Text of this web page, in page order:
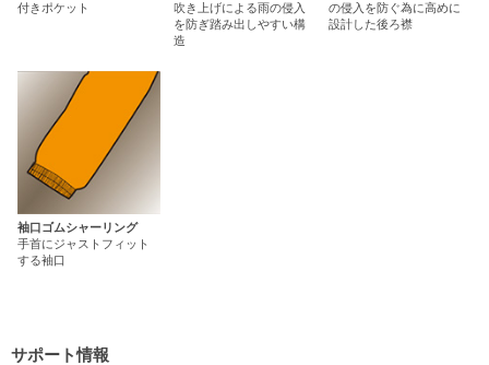
付きポケット
吹き上げによる雨の侵入
を防ぎ踏み出しやすい構
造
の侵入を防ぐ為に高めに
設計した後ろ襟
袖口ゴムシャーリング
手首にジャストフィット
する袖口
サポート情報